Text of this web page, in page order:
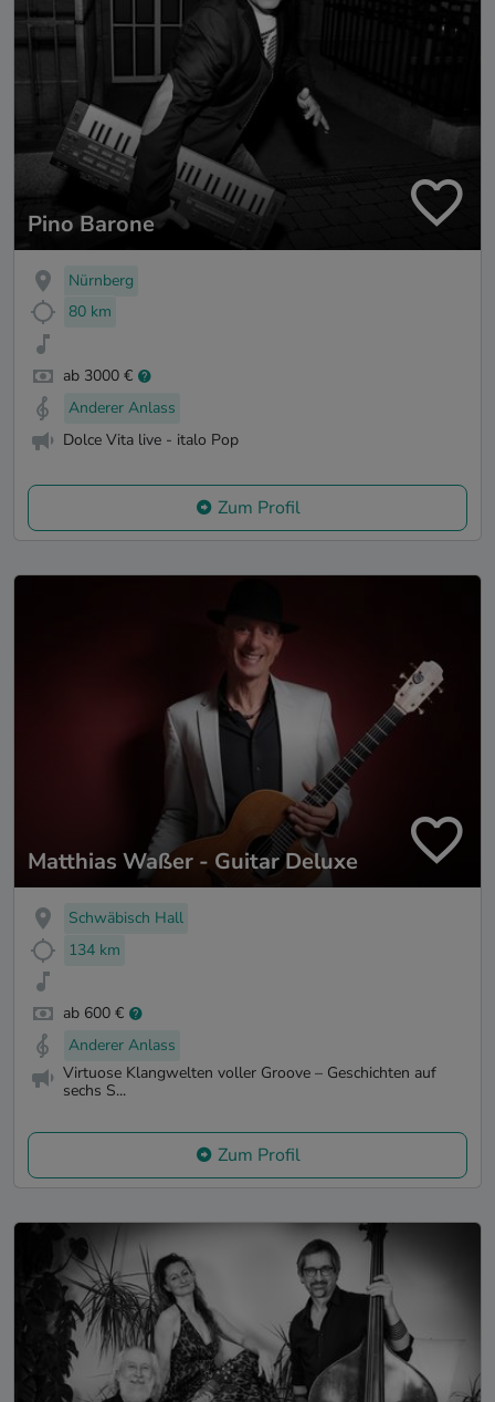
Pino Barone
Nürnberg
80 km
ab 3000 €
Anderer Anlass
Dolce Vita live - italo Pop
Zum Profil
Matthias Waßer - Guitar Deluxe
Schwäbisch Hall
134 km
ab 600 €
Anderer Anlass
Virtuose Klangwelten voller Groove – Geschichten auf
sechs S...
Zum Profil